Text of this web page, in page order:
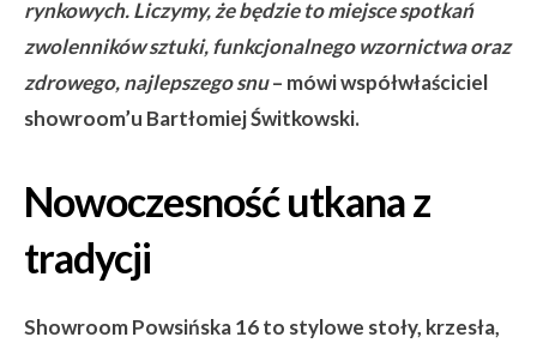
rynkowych. Liczymy, że będzie to miejsce spotkań
zwolenników sztuki, funkcjonalnego wzornictwa oraz
zdrowego, najlepszego snu– mówi współwłaściciel
showroom’u Bartłomiej Świtkowski.
Nowoczesność utkana z
tradycji
Showroom Powsińska 16 to stylowe stoły, krzesła,